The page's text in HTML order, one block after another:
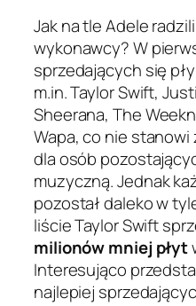
Jak na tle Adele
wykonawcy? W
sprzedających się
m.in. Taylor Swift,
Sheerana, The
Wapa, co nie
dla osób
muzyczną. Jednak
pozostał daleko w
liście Taylor Swift
milionów mniej płyt
Interesująco
najlepiej